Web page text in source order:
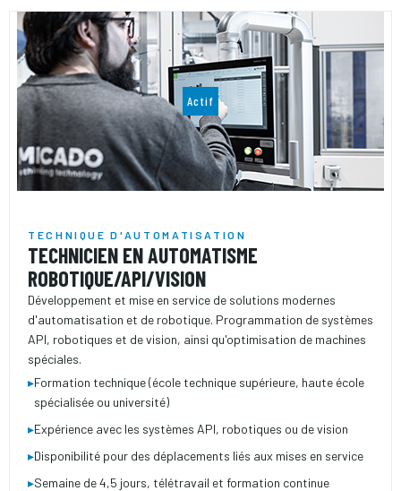
Actif
TECHNIQUE D'AUTOMATISATION
TECHNICIEN EN AUTOMATISME
ROBOTIQUE/API/VISION
Développement et mise en service de solutions modernes
d'automatisation et de robotique. Programmation de systèmes
API, robotiques et de vision, ainsi qu'optimisation de machines
spéciales.
▸Formation technique (école technique supérieure, haute école
spécialisée ou université)
▸Expérience avec les systèmes API, robotiques ou de vision
▸Disponibilité pour des déplacements liés aux mises en service
▸Semaine de 4,5 jours, télétravail et formation continue